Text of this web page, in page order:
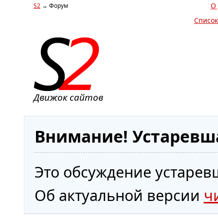
О
S2→ Форум
Движок сайтов
Внимание!
Это обсуждение
Об актуальной версии